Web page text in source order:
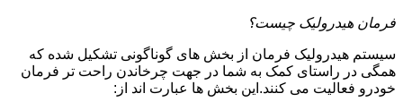
فرمان هیدرولیک چیست؟
سیستم هیدرولیک فرمان از بخش های گوناگونی تشکیل شده که
همگی در راستای کمک به شما در جهت چرخاندن راحت تر فرمان
خودرو فعالیت می کنند.این بخش ها عبارت اند از: